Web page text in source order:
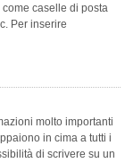
caselle di posta
Per inserire
molto importanti
in cima a tutti i
di scrivere su un